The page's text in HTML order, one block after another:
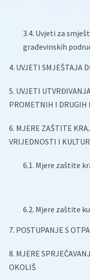
3.4. Uvjeti za
građevinskih
4. UVJETI SMJEŠTAJA
5. UVJETI
PROMETNIH I DRUGIH
6. MJERE ZAŠTITE
VRIJEDNOSTI I
6.1. Mjere zaštite
6.2. Mjere zaštite
7. POSTUPANJE S
8. MJERE
OKOLIŠ